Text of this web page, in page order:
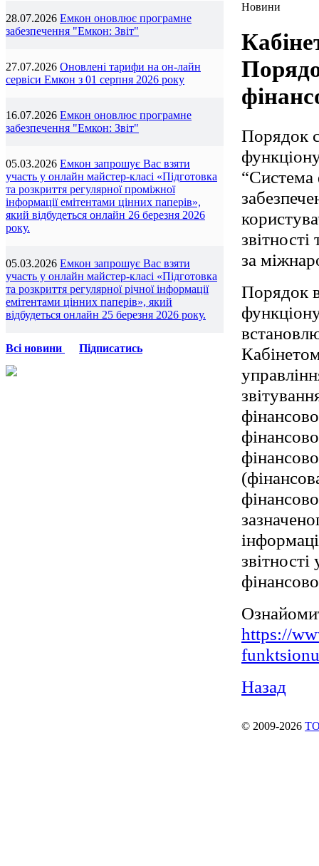
28.07.2026 Емкон оновлює програмне
забезпечення "Емкон: Звіт"
27.07.2026 Оновлені тарифи на он-лайн
сервіси Емкон з 01 серпня 2026 року
16.07.2026 Емкон оновлює програмне
забезпечення "Емкон: Звіт"
05.03.2026 Емкон запрошує Вас взяти
участь у онлайн майстер-класі «Підготовка
та розкриття регулярної проміжної
інформації емітентами цінних паперів»,
який відбудеться онлайн 26 березня 2026
року.
05.03.2026 Емкон запрошує Вас взяти
участь у онлайн майстер-класі «Підготовка
та розкриття регулярної річної інформації
емітентами цінних паперів», який
відбудеться онлайн 25 березня 2026 року.
Всі новини Підписатись
Новини
Порядок
“Система
звітності
за
Порядок
https://
Назад
© 2009-2026